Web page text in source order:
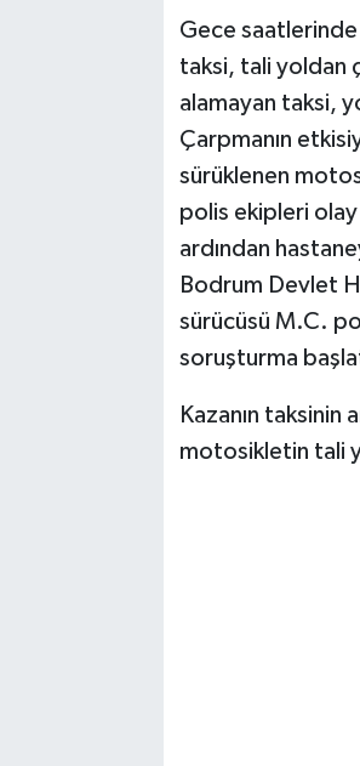
Gece
taksi, tali yoldan
alamayan taksi,
Çarpmanın
sürüklenen
polis ekipleri olay
ardından
Bodrum Devlet
sürücüsü M.C.
soruşturma
Kazanın taksinin
motosikletin tali